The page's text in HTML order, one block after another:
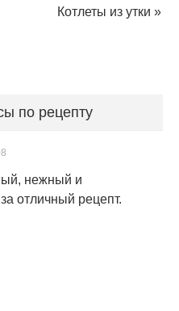
Котлеты из утки »
по рецепту
нежный и
отличный рецепт.